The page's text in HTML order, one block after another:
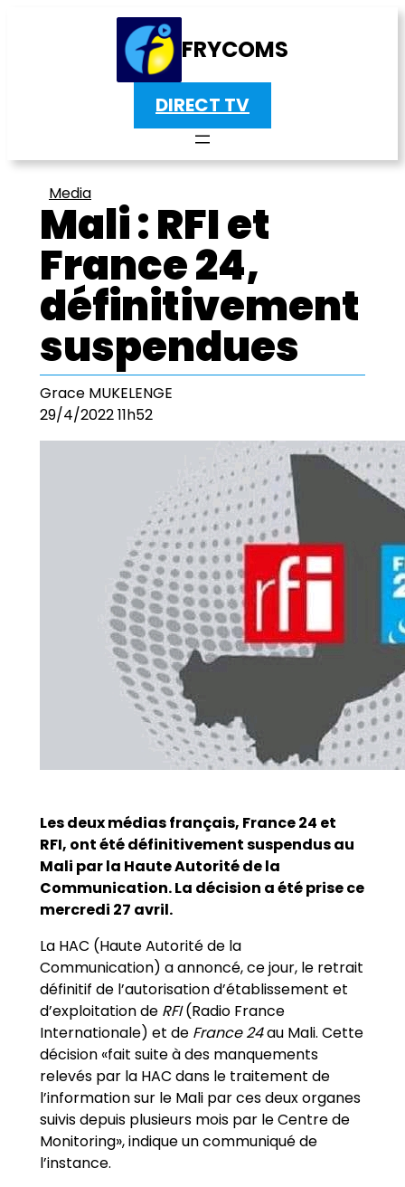
FRYCOMS
DIRECT TV
Media
Mali : RFI et
France 24,
définitivement
suspendues
Grace MUKELENGE
29/4/2022 11h52
Les deux médias français, France 24 et
RFI, ont été définitivement suspendus au
Mali par la Haute Autorité de la
Communication. La décision a été prise ce
mercredi 27 avril.
La HAC (Haute Autorité de la
Communication) a annoncé, ce jour, le retrait
définitif de l’autorisation d’établissement et
d’exploitation de RFI(Radio France
Internationale) et de France 24au Mali. Cette
décision «fait suite à des manquements
relevés par la HAC dans le traitement de
l’information sur le Mali par ces deux organes
suivis depuis plusieurs mois par le Centre de
Monitoring», indique un communiqué de
l’instance.